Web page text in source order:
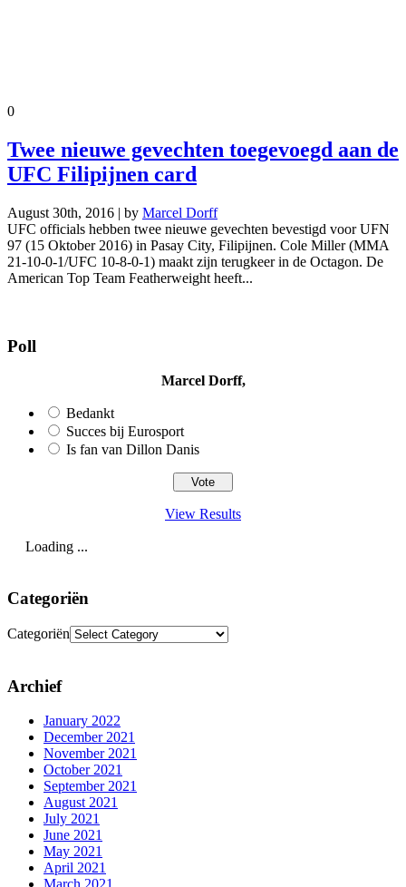
0
Twee nieuwe gevechten toegevoegd aan de
UFC Filipijnen card
August 30th, 2016 | by Marcel Dorff
UFC officials hebben twee nieuwe gevechten bevestigd voor UFN
97 (15 Oktober 2016) in Pasay City, Filipijnen. Cole Miller (MMA
21-10-0-1/UFC 10-8-0-1) maakt zijn terugkeer in de Octagon. De
American Top Team Featherweight heeft...
Poll
Marcel Dorff,
Bedankt
Succes bij Eurosport
Is fan van Dillon Danis
View Results
Loading ...
Categoriën
Categoriën
Archief
January 2022
December 2021
November 2021
October 2021
September 2021
August 2021
July 2021
June 2021
May 2021
April 2021